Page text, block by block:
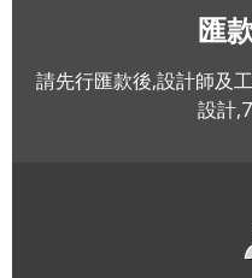
匯
請先行匯款後,設計師及
設計